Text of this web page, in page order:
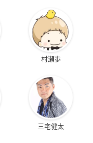
村瀬歩
三宅健太